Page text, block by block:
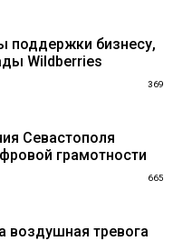
поддержки бизнесу,
Wildberries
369
Севастополя
грамотности
665
воздушная тревога